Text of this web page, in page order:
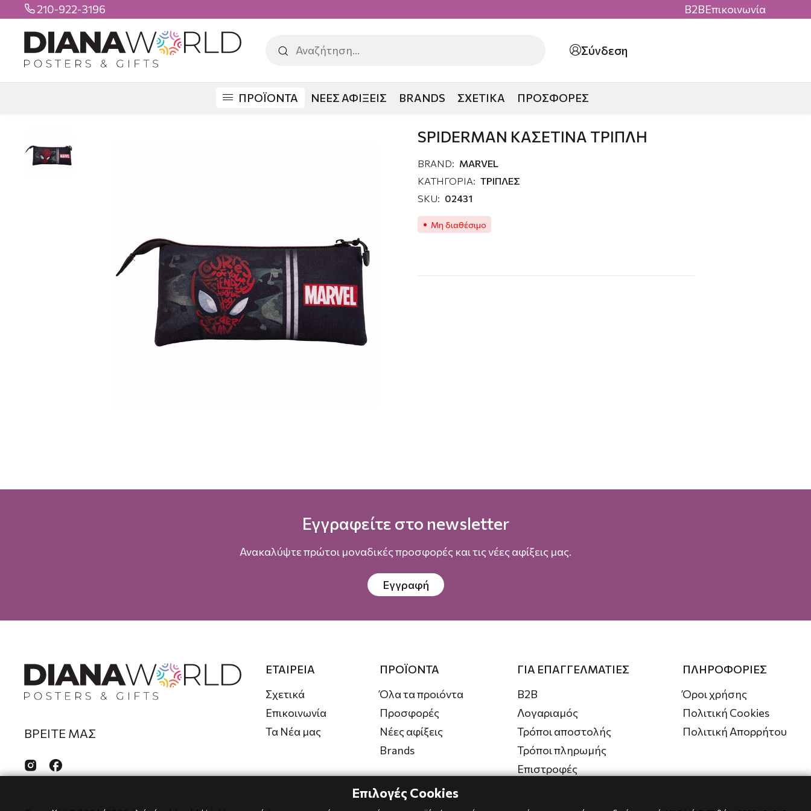
 210-922-3196 B2BΕπικοινωνία
Σύνδεση
ΠΡΟΪΟΝΤΑ ΝΕΕΣ ΑΦΙΞΕΙΣ BRANDS ΣΧΕΤΙΚΑ ΠΡΟΣΦΟΡΕΣ
SPIDERMAN ΚΑΣΕΤΙΝΑ ΤΡΙΠΛΗ
BRAND: MARVEL
ΚΑΤΗΓΟΡΙΑ: ΤΡΙΠΛΕΣ
SKU: 02431
Μη διαθέσιμο
Εγγραφείτε στο newsletter
Ανακαλύψτε πρώτοι μοναδικές προσφορές και τις νέες αφίξεις μας.
Εγγραφή
ΒΡΕΙΤΕ ΜΑΣ
 
ΕΤΑΙΡΕΙΑ
Σχετικά
Επικοινωνία
Τα Νέα μας
ΠΡΟΪΟΝΤΑ
Όλα τα προιόντα
Προσφορές
Νέες αφίξεις
Brands
ΓΙΑ ΕΠΑΓΓΕΛΜΑΤΙΕΣ
B2B
Λογαριαμός
Τρόποι αποστολής
Τρόποι πληρωμής
Επιστροφές
ΠΛΗΡΟΦΟΡΙΕΣ
Όροι χρήσης
Πολιτική Cookies
Πολιτική Απορρήτου
Επιλογές Cookies